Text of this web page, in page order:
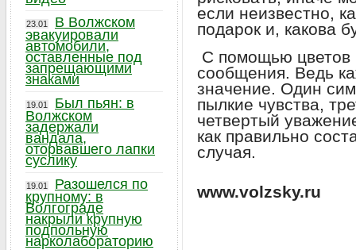
если неизвестно,
подарок и, какова
С помощью цветов
сообщения. Ведь
значение. Один
пылкие чувства,
четвертый
как правильно
случая.
www.volzsky.ru
23.01
В Волжском
эвакуировали
автомобили,
оставленные под
запрещающими
знаками
19.01
Был пьян: в
Волжском
задержали
вандала,
оторвавшего лапки
суслику
19.01
Разошелся по
крупному: в
Волгограде
накрыли крупную
подпольную
нарколабораторию